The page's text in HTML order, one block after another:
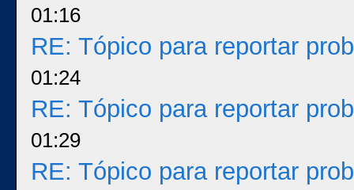
01:16
RE: Tópico para reportar
01:24
RE: Tópico para reportar
01:29
RE: Tópico para reportar